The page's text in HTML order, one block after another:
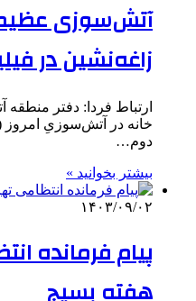
آتش‌سوزی
زاغه‌نشین در
خانه در آتش‌سوزیِ امروز
دوم…
بیشتر بخوانید »
۱۴۰۳/۰۹/۰۲
پیام فرمانده
هفته بسیج